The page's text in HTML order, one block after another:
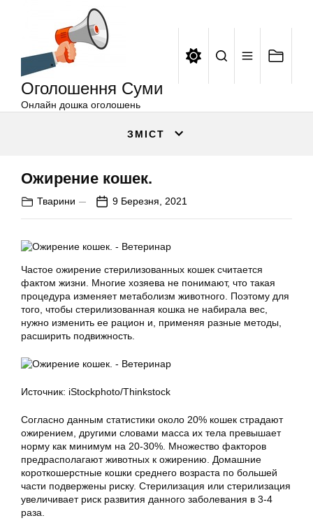
Оголошення Суми
Онлайн дошка оголошень
ЗМІСТ
Ожирение кошек.
Тварини 9 Березня, 2021
Частое ожирение стерилизованных кошек считается
фактом жизни. Многие хозяева не понимают, что такая
процедура изменяет метаболизм животного. Поэтому для
того, чтобы стерилизованная кошка не набирала вес,
нужно изменить ее рацион и, применяя разные методы,
расширить подвижность.
Источник: iStockphoto/Thinkstock
Согласно данным статистики около 20% кошек страдают
ожирением, другими словами масса их тела превышает
норму как минимум на 20-30%. Множество факторов
предрасполагают животных к ожирению. Домашние
короткошерстные кошки среднего возраста по большей
части подвержены риску. Стерилизация или стерилизация
увеличивает риск развития данного заболевания в 3-4
раза.